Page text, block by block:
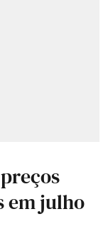
em julho